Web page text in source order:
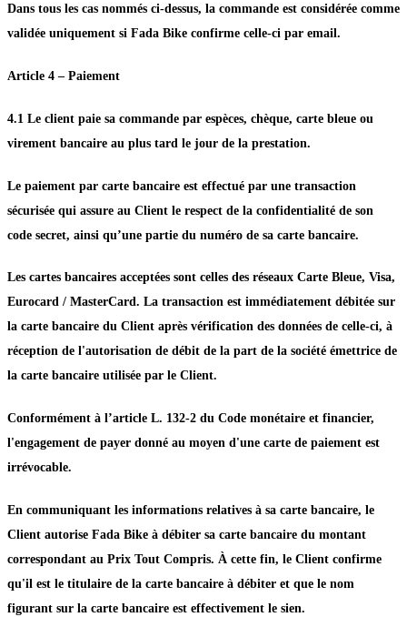
Dans tous les cas nommés ci-dessus, la commande est considérée comme
validée uniquement si Fada Bike confirme celle-ci par email.
Article 4 – Paiement
4.1 Le client paie sa commande par espèces, chèque, carte bleue ou
virement bancaire au plus tard le jour de la prestation.
Le paiement par carte bancaire est effectué par une transaction
sécurisée qui assure au Client le respect de la confidentialité de son
code secret, ainsi qu’une partie du numéro de sa carte bancaire.
Les cartes bancaires acceptées sont celles des réseaux Carte Bleue, Visa,
Eurocard / MasterCard. La transaction est immédiatement débitée sur
la carte bancaire du Client après vérification des données de celle-ci, à
réception de l'autorisation de débit de la part de la société émettrice de
la carte bancaire utilisée par le Client.
Conformément à l’article L. 132-2 du Code monétaire et financier,
l'engagement de payer donné au moyen d'une carte de paiement est
irrévocable.
En communiquant les informations relatives à sa carte bancaire, le
Client autorise Fada Bike à débiter sa carte bancaire du montant
correspondant au Prix Tout Compris. À cette fin, le Client confirme
qu'il est le titulaire de la carte bancaire à débiter et que le nom
figurant sur la carte bancaire est effectivement le sien.